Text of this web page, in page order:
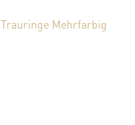
Trauringe Mehrfarbig